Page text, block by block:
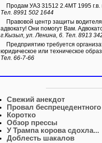
Продам УАЗ 31512 2.4МТ 1995 г.в.
Тел. 8991 502 1644
Правовой центр защиты
адвокату! Они помогут Вам.
г.Кызыл, ул. Ленина, 6. Тел. 8913
Предприятию требуется
юридическое или техническое
Тел. 66-7-66
Свежий анекдот
Провал
Коротко
Обзор прессы
У Трампа корова сдохла...
Доблесть шакалов